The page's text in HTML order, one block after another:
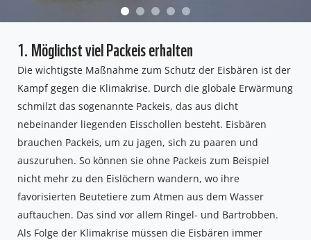
1. Möglichst viel Packeis erhalten
Die wichtigste Maßnahme zum Schutz der Eisbären ist der
Kampf gegen die Klimakrise. Durch die globale Erwärmung
schmilzt das sogenannte Packeis, das aus dicht
nebeinander liegenden Eisschollen besteht. Eisbären
brauchen Packeis, um zu jagen, sich zu paaren und
auszuruhen. So können sie ohne Packeis zum Beispiel
nicht mehr zu den Eislöchern wandern, wo ihre
favorisierten Beutetiere zum Atmen aus dem Wasser
auftauchen. Das sind vor allem Ringel- und Bartrobben.
Als Folge der Klimakrise müssen die Eisbären immer